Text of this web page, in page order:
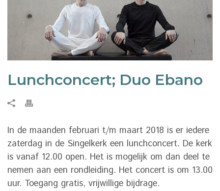
Lunchconcert; Duo Ebano
In de maanden februari t/m maart 2018 is er iedere
zaterdag in de Singelkerk een lunchconcert. De kerk
is vanaf 12.00 open. Het is mogelijk om dan deel te
nemen aan een rondleiding. Het concert is om 13.00
uur. Toegang gratis, vrijwillige bijdrage.